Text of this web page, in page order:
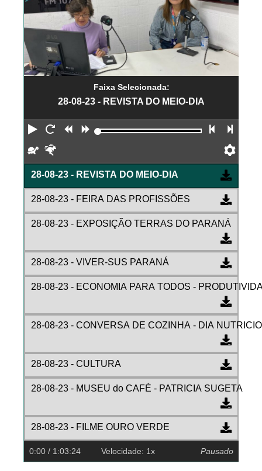
Faixa Selecionada:
28-08-23 - REVISTA DO MEIO-DIA
Reproduzir
Reiniciar
Retroceder
Avançar Faixa
Devagar
28-08-23 - REVISTA DO MEIO-DIA
28-08-23 - FEIRA DAS PROFISSÕES
28-08-23 - EXPOSIÇÃO TERRAS DO PARANÁ
28-08-23 - VIVER-SUS PARANÁ
28-08-23 - ECONOMIA PARA TODOS -
28-08-23 - CONVERSA DE COZINHA - DIA
28-08-23 - CULTURA
28-08-23 - MUSEU do CAFÉ - PATRICIA SUGETA
28-08-23 - FILME OURO VERDE
0:00 / 1:03:24 Velocidade: 1x Pausado